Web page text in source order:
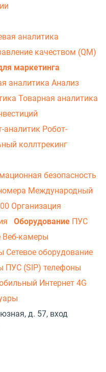
аналитика
качеством (QM)
маркетинга
аналитика Анализ
Товарная аналитика
аналитик Робот-
коллтрекинг
безопасность
Международный
Организация
Оборудование ПУС
Веб-камеры
Сетевое оборудование
ПУС (SIP) телефоны
Интернет 4G
д. 57, вход